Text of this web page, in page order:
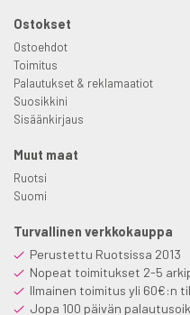
Ostokset
Ostoehdot
Toimitus
Palautukset & reklamaatiot
Suosikkini
Sisäänkirjaus
Muut maat
Ruotsi
Suomi
Turvallinen verkkokauppa
Perustettu Ruotsissa 2013
Nopeat toimitukset 2-5
Ilmainen toimitus yli 60€:n
Jopa 100 päivän